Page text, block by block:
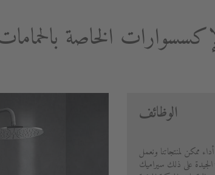
الخاصة
الوظائف
ممكن لمنتجاتنا ونعمل
الجيدة على ذلك سيراميك